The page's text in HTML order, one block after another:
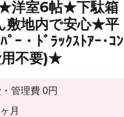
洋室6帖★下駄箱
敷地内で安心★平
ｰ・ﾄﾞﾗｯｸｽﾄｱｰ･ｺﾝ
用不要)★
管理費 0円
月